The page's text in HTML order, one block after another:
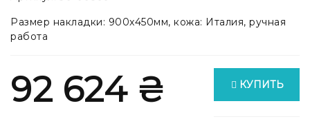
Размер накладки: 900x450мм, кожа: Италия, ручная
работа
92 624 ₴ КУПИТЬ